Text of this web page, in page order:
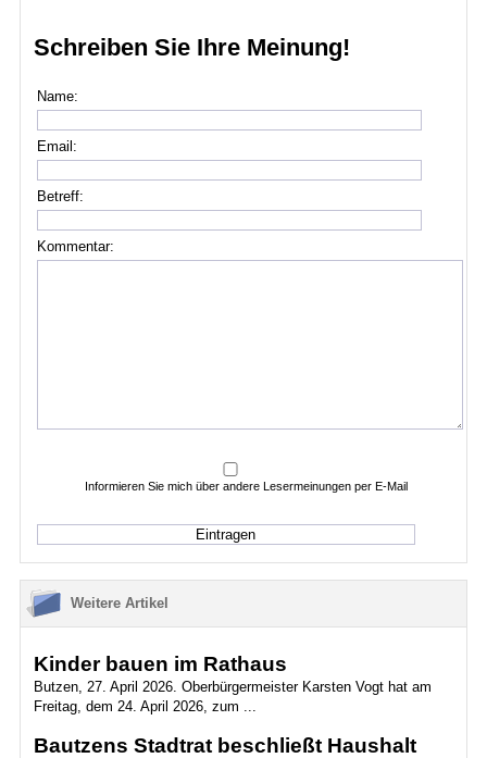
Schreiben Sie Ihre Meinung!
Name:
Email:
Betreff:
Kommentar:
Informieren Sie mich über andere Lesermeinungen per E-Mail
Weitere Artikel
Kinder bauen im Rathaus
Butzen, 27. April 2026. Oberbürgermeister Karsten Vogt hat am
Freitag, dem 24. April 2026, zum ...
Bautzens Stadtrat beschließt Haushalt